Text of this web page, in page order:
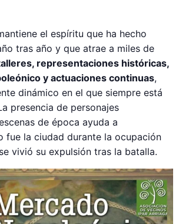
el espíritu que ha hecho
tras año y que atrae a miles de
representaciones históricas,
y actuaciones continuas,
dinámico en el que siempre está
presencia de personajes
de época ayuda a
fue la ciudad durante la ocupación
vivió su expulsión tras la batalla.